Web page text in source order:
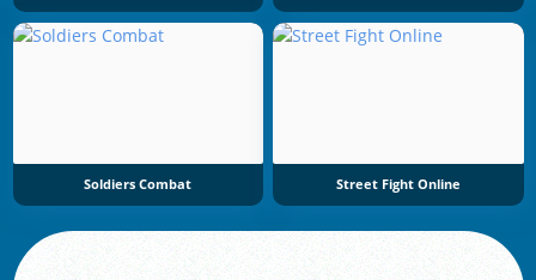
Soldiers Combat Street Fight Online